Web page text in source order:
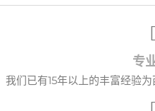
专
我们已有15年以上的丰富经验